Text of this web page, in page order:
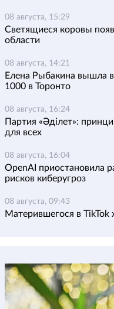
08 августа, 15:29
Светящиеся коровы
области
08 августа, 14:21
Елена Рыбакина вышла
1000 в Торонто
08 августа, 16:24
Партия «Әділет»:
для всех
08 августа, 16:04
OpenAI приостановила
рисков киберугроз
08 августа, 09:43
Матерившегося в TikTok